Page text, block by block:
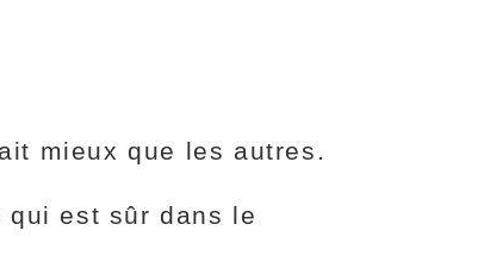
mieux que les autres.
qui est sûr dans le